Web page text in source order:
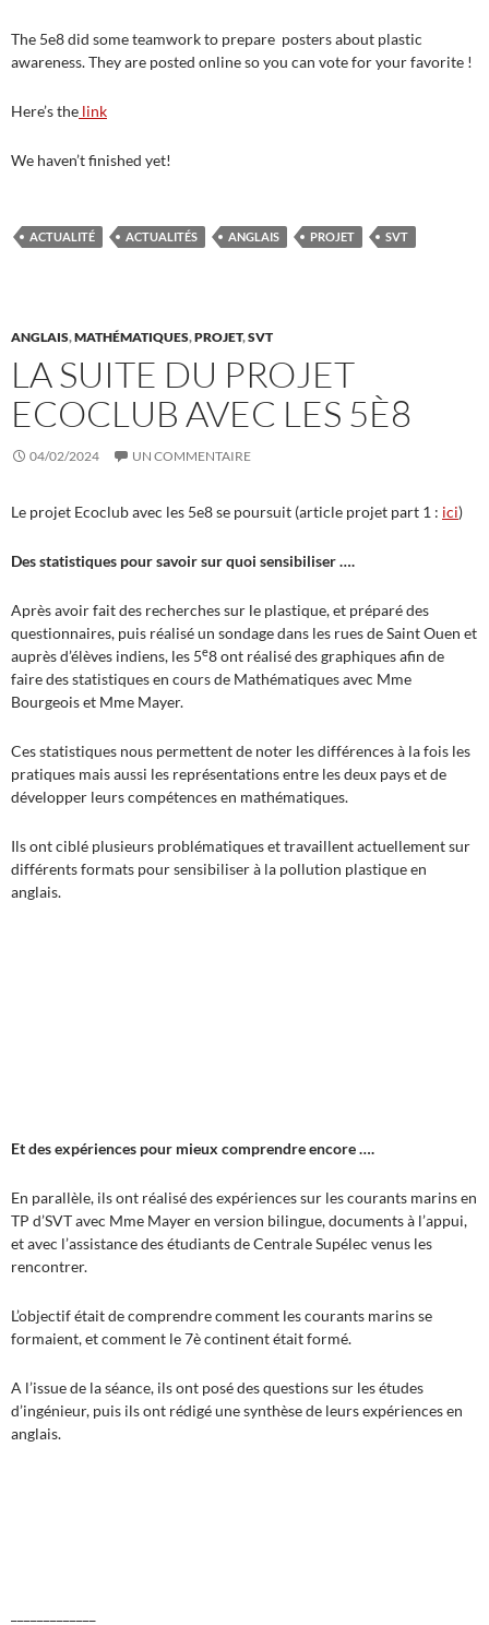
The 5e8 did some teamwork to prepare posters about plastic
awareness. They are posted online so you can vote for your favorite !
Here’s the link
We haven’t finished yet!
ACTUALITÉ ACTUALITÉS ANGLAIS PROJET SVT
ANGLAIS,MATHÉMATIQUES,PROJET,SVT
LA SUITE DU PROJET
ECOCLUB AVEC LES 5È8
04/02/2024 UN COMMENTAIRE
Le projet Ecoclub avec les 5e8 se poursuit (article projet part 1 : ici)
Des statistiques pour savoir sur quoi sensibiliser ….
Après avoir fait des recherches sur le plastique, et préparé des
questionnaires, puis réalisé un sondage dans les rues de Saint Ouen et
auprès d’élèves indiens, les 5e8 ont réalisé des graphiques afin de
faire des statistiques en cours de Mathématiques avec Mme
Bourgeois et Mme Mayer.
Ces statistiques nous permettent de noter les différences à la fois les
pratiques mais aussi les représentations entre les deux pays et de
développer leurs compétences en mathématiques.
Ils ont ciblé plusieurs problématiques et travaillent actuellement sur
différents formats pour sensibiliser à la pollution plastique en
anglais.
Et des expériences pour mieux comprendre encore ….
En parallèle, ils ont réalisé des expériences sur les courants marins en
TP d’SVT avec Mme Mayer en version bilingue, documents à l’appui,
et avec l’assistance des étudiants de Centrale Supélec venus les
rencontrer.
L’objectif était de comprendre comment les courants marins se
formaient, et comment le 7è continent était formé.
A l’issue de la séance, ils ont posé des questions sur les études
d’ingénieur, puis ils ont rédigé une synthèse de leurs expériences en
anglais.